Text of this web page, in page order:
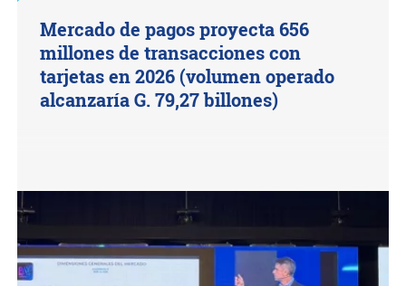
Mercado de pagos proyecta 656
millones de transacciones con
tarjetas en 2026 (volumen operado
alcanzaría G. 79,27 billones)